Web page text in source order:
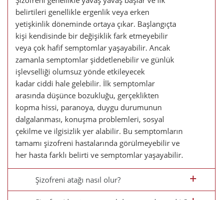
belirtileri genellikle ergenlik veya erken
yetişkinlik döneminde ortaya çıkar. Başlangıçta
kişi kendisinde bir değişiklik fark etmeyebilir
veya çok hafif semptomlar yaşayabilir. Ancak
zamanla semptomlar şiddetlenebilir ve günlük
işlevselliği olumsuz yönde etkileyecek
kadar ciddi hale gelebilir. İlk semptomlar
arasında düşünce bozukluğu, gerçeklikten
kopma hissi, paranoya, duygu durumunun
dalgalanması, konuşma problemleri, sosyal
çekilme ve ilgisizlik yer alabilir. Bu semptomların
tamamı şizofreni hastalarında görülmeyebilir ve
her hasta farklı belirti ve semptomlar yaşayabilir.
Şizofreni atağı nasıl olur?